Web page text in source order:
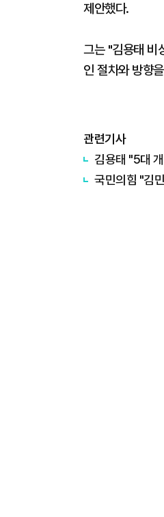
제안했다.
그는 "김용태 비
인 절차와 방향
관련기사
김용태 "5대
국민의힘 "김